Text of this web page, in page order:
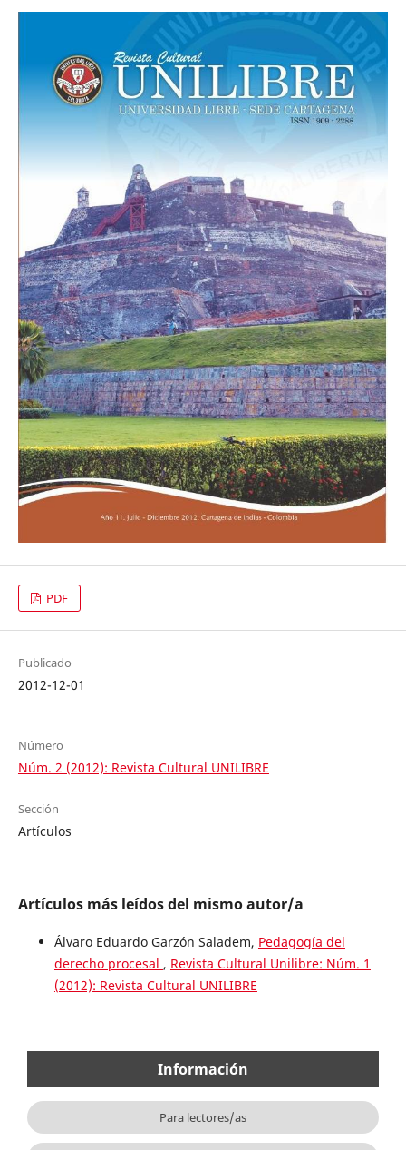
PDF
Publicado
2012-12-01
Número
Núm. 2 (2012): Revista Cultural UNILIBRE
Sección
Artículos
Artículos más leídos del mismo autor/a
Álvaro Eduardo Garzón Saladem, Pedagogía del
derecho procesal , Revista Cultural Unilibre: Núm. 1
(2012): Revista Cultural UNILIBRE
Información
Para lectores/as